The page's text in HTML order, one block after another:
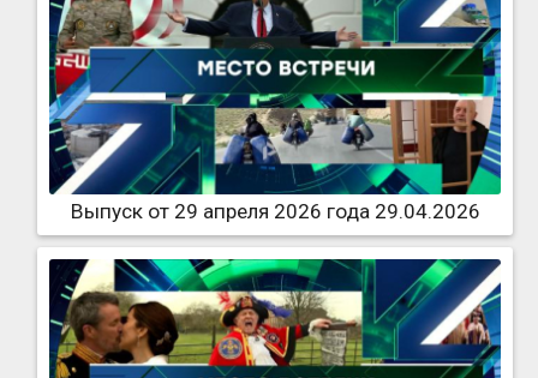
Выпуск от 29 апреля 2026 года 29.04.2026